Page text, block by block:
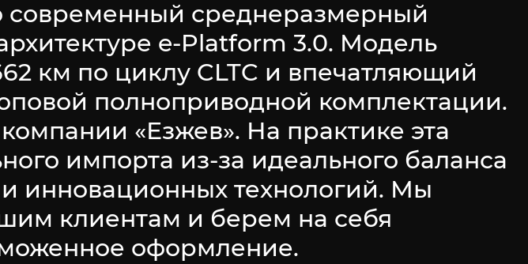
современный среднеразмерный
e-Platform 3.0. Модель
км по циклу CLTC и впечатляющий
полноприводной комплектации.
«Езжев». На практике эта
импорта из-за идеального баланса
инновационных технологий. Мы
клиентам и берем на себя
оформление.